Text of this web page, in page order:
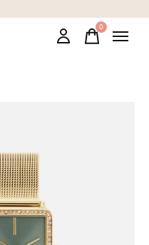
0items